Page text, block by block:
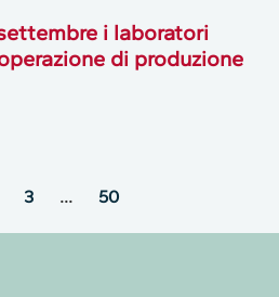
i laboratori
di produzione
3 … 50